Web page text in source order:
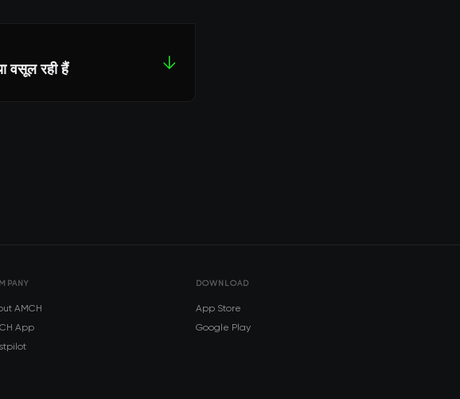
वसूल रही हैं ↓
AMCH
App
DOWNLOAD
App Store
Google Play